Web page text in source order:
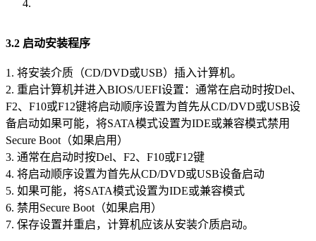
3.2 启动安装程序
1. 将安装介质（CD/DVD或USB）插入计算机。
2. 重启计算机并进入BIOS/UEFI设置：通常在启动时按Del、
F2、F10或F12键将启动顺序设置为首先从CD/DVD或USB设
备启动如果可能，将SATA模式设置为IDE或兼容模式禁用
Secure Boot（如果启用）
3. 通常在启动时按Del、F2、F10或F12键
4. 将启动顺序设置为首先从CD/DVD或USB设备启动
5. 如果可能，将SATA模式设置为IDE或兼容模式
6. 禁用Secure Boot（如果启用）
7. 保存设置并重启，计算机应该从安装介质启动。